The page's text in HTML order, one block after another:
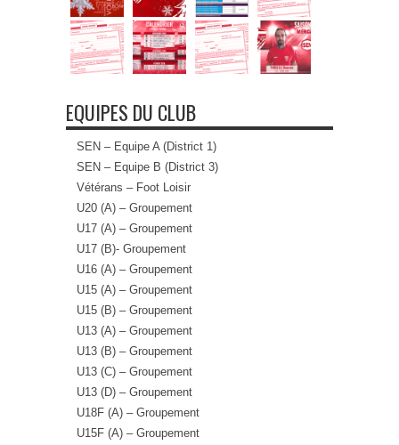
EQUIPES DU CLUB
SEN – Equipe A (District 1)
SEN – Equipe B (District 3)
Vétérans – Foot Loisir
U20 (A) – Groupement
U17 (A) – Groupement
U17 (B)- Groupement
U16 (A) – Groupement
U15 (A) – Groupement
U15 (B) – Groupement
U13 (A) – Groupement
U13 (B) – Groupement
U13 (C) – Groupement
U13 (D) – Groupement
U18F (A) – Groupement
U15F (A) – Groupement